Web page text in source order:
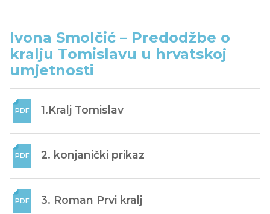
Ivona Smolčić – Predodžbe o
kralju Tomislavu u hrvatskoj
umjetnosti
1.Kralj Tomislav
2. konjanički prikaz
3. Roman Prvi kralj